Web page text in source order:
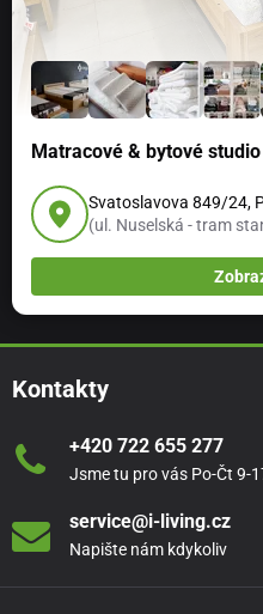
Matracové & bytové
Svatoslavova 849/24,
(ul. Nuselská - tram
Kontakty
+420 722 655 277
Jsme tu pro vás Po-Čt 9-
service@i-living.cz
Napište nám kdykoliv